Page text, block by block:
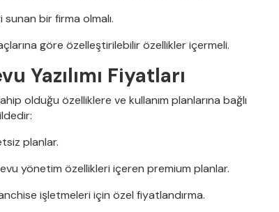
bir firma olmalı.
göre özelleştirilebilir özellikler içermeli.
Yazılımı Fiyatları
olduğu özelliklere ve kullanım planlarına bağlı
planlar.
yönetim özellikleri içeren premium planlar.
işletmeleri için özel fiyatlandırma.